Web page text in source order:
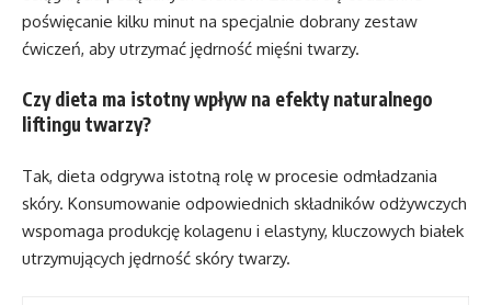
poświęcanie kilku minut na specjalnie dobrany zestaw
ćwiczeń, aby utrzymać jędrność mięśni twarzy.
Czy dieta ma istotny wpływ na efekty naturalnego
liftingu twarzy?
Tak, dieta odgrywa istotną rolę w procesie odmładzania
skóry. Konsumowanie odpowiednich składników odżywczych
wspomaga produkcję kolagenu i elastyny, kluczowych białek
utrzymujących jędrność skóry twarzy.